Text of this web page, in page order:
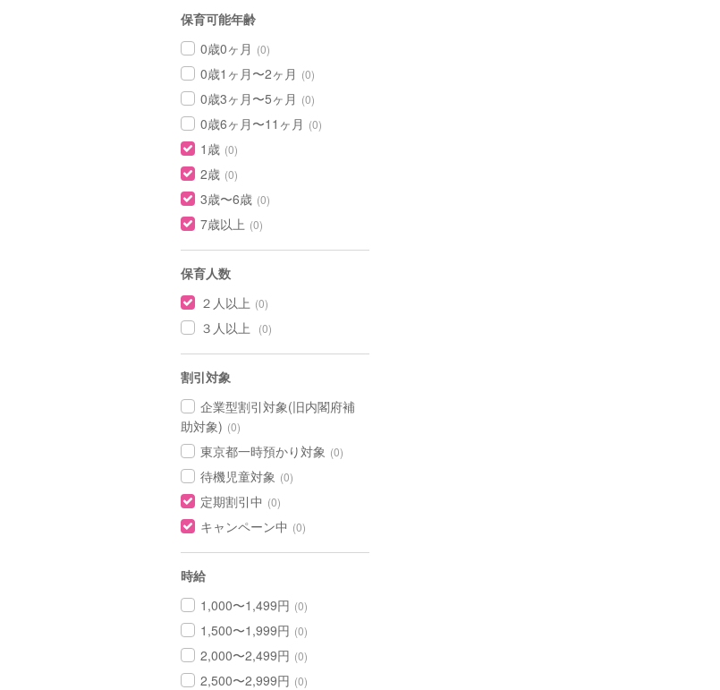
保育可能年齢
0歳0ヶ月 (0)
0歳1ヶ月〜2ヶ月 (0)
0歳3ヶ月〜5ヶ月 (0)
0歳6ヶ月〜11ヶ月 (0)
1歳 (0)
2歳 (0)
3歳〜6歳 (0)
7歳以上 (0)
保育人数
２人以上 (0)
３人以上 (0)
割引対象
企業型割引対象(旧内閣府補
助対象) (0)
東京都一時預かり対象 (0)
待機児童対象 (0)
定期割引中 (0)
キャンペーン中 (0)
時給
1,000〜1,499円 (0)
1,500〜1,999円 (0)
2,000〜2,499円 (0)
2,500〜2,999円 (0)